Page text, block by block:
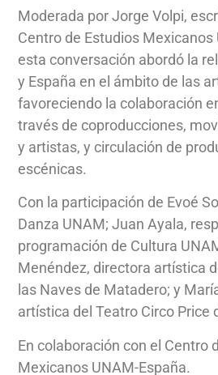
Moderada por Jorge Volpi,
Centro de Estudios Mexicanos
esta conversación abordó la
y España en el ámbito de las
favoreciendo la colaboración
través de coproducciones,
y artistas, y circulación de
escénicas.
Con la participación de Evoé
Danza UNAM; Juan Ayala,
programación de Cultura
Menéndez, directora artística
las Naves de Matadero; y
artística del Teatro Circo Price
En colaboración con el Centro
Mexicanos UNAM-España.